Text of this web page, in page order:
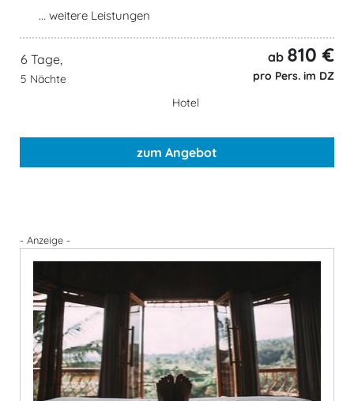
... weitere Leistungen
6 Tage,
5 Nächte
ab 810 €
pro Pers. im DZ
Hotel
zum Angebot
- Anzeige -